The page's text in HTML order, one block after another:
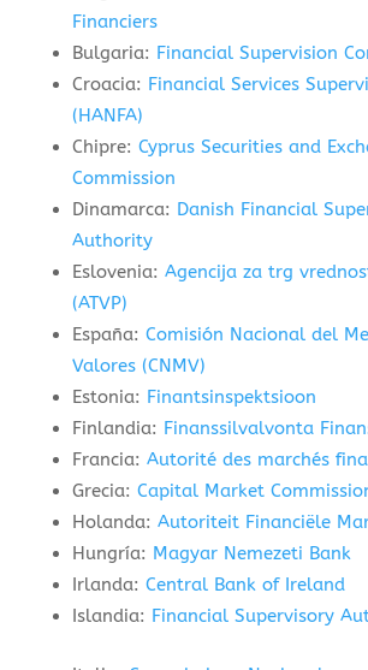
Financiers
Bulgaria: Financial Supervision
Croacia: Financial Services
(HANFA)
Chipre: Cyprus Securities and
Commission
Dinamarca: Danish Financial
Authority
Eslovenia: Agencija za trg
(ATVP)
España: Comisión Nacional del
Valores (CNMV)
Estonia: Finantsinspektsioon
Finlandia: Finanssilvalvonta
Francia: Autorité des marchés
Grecia: Capital Market
Holanda: Autoriteit Financiële
Hungría: Magyar Nemezeti Bank
Irlanda: Central Bank of Ireland
Islandia: Financial Supervisory